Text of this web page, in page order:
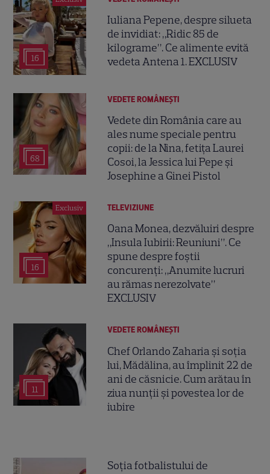
16
Iuliana Pepene, despre silueta
de invidiat: „Ridic 85 de
kilograme”. Ce alimente evită
vedeta Antena 1. EXCLUSIV
68
VEDETE ROMÂNEŞTI
Vedete din România care au
ales nume speciale pentru
copii: de la Nina, fetița Laurei
Cosoi, la Jessica lui Pepe și
Josephine a Ginei Pistol
Exclusiv
16
TELEVIZIUNE
Oana Monea, dezvăluiri despre
„Insula Iubirii: Reuniuni”. Ce
spune despre foștii
concurenți: „Anumite lucruri
au rămas nerezolvate”
EXCLUSIV
11
VEDETE ROMÂNEŞTI
Chef Orlando Zaharia și soția
lui, Mădălina, au împlinit 22 de
ani de căsnicie. Cum arătau în
ziua nunții și povestea lor de
iubire
Soția fotbalistului de